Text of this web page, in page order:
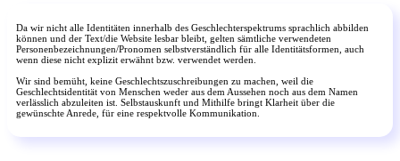
Da wir nicht alle Identitäten innerhalb des Geschlechterspektrums sprachlich abbilden
können und der Text/die Website lesbar bleibt, gelten sämtliche verwendeten
Personenbezeichnungen/Pronomen selbstverständlich für alle Identitätsformen, auch
wenn diese nicht explizit erwähnt bzw. verwendet werden.
Wir sind bemüht, keine Geschlechtszuschreibungen zu machen, weil die
Geschlechtsidentität von Menschen weder aus dem Aussehen noch aus dem Namen
verlässlich abzuleiten ist. Selbstauskunft und Mithilfe bringt Klarheit über die
gewünschte Anrede, für eine respektvolle Kommunikation.